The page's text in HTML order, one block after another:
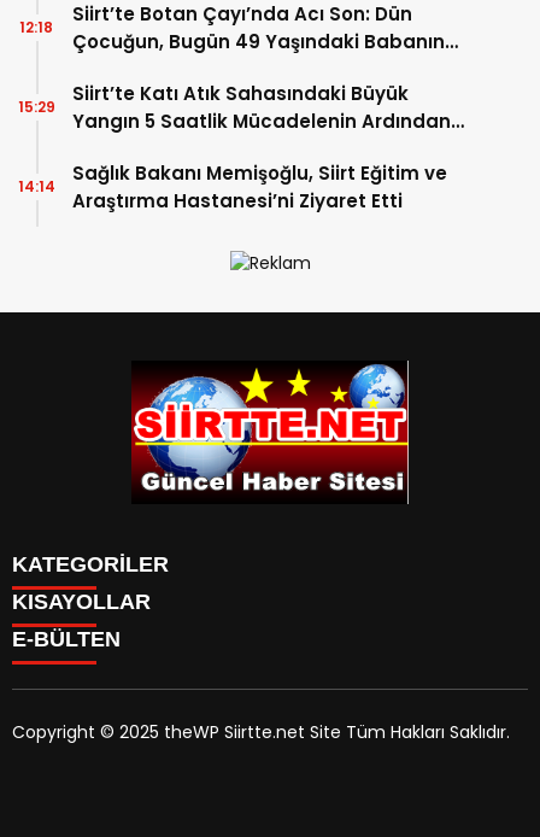
Siirt’te Botan Çayı’nda Acı Son: Dün
Çocuğun, Bugün 49 Yaşındaki Babanın
12:18
Siirt’te Katı Atık Sahasındaki Büyük
Yangın 5 Saatlik Mücadelenin Ardından
15:29
Sağlık Bakanı Memişoğlu, Siirt Eğitim ve
Araştırma Hastanesi’ni Ziyaret Etti
14:14
KATEGORİLER
SPOR
Eruh Haberleri
KISAYOLLAR
MANSET
SAĞLIK
E-BÜLTEN
Copyright © 2025 theWP Siirtte.net Site Tüm Hakları Saklıdır.